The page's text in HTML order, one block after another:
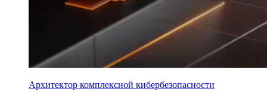
Архитектор комплексной кибербезопасности